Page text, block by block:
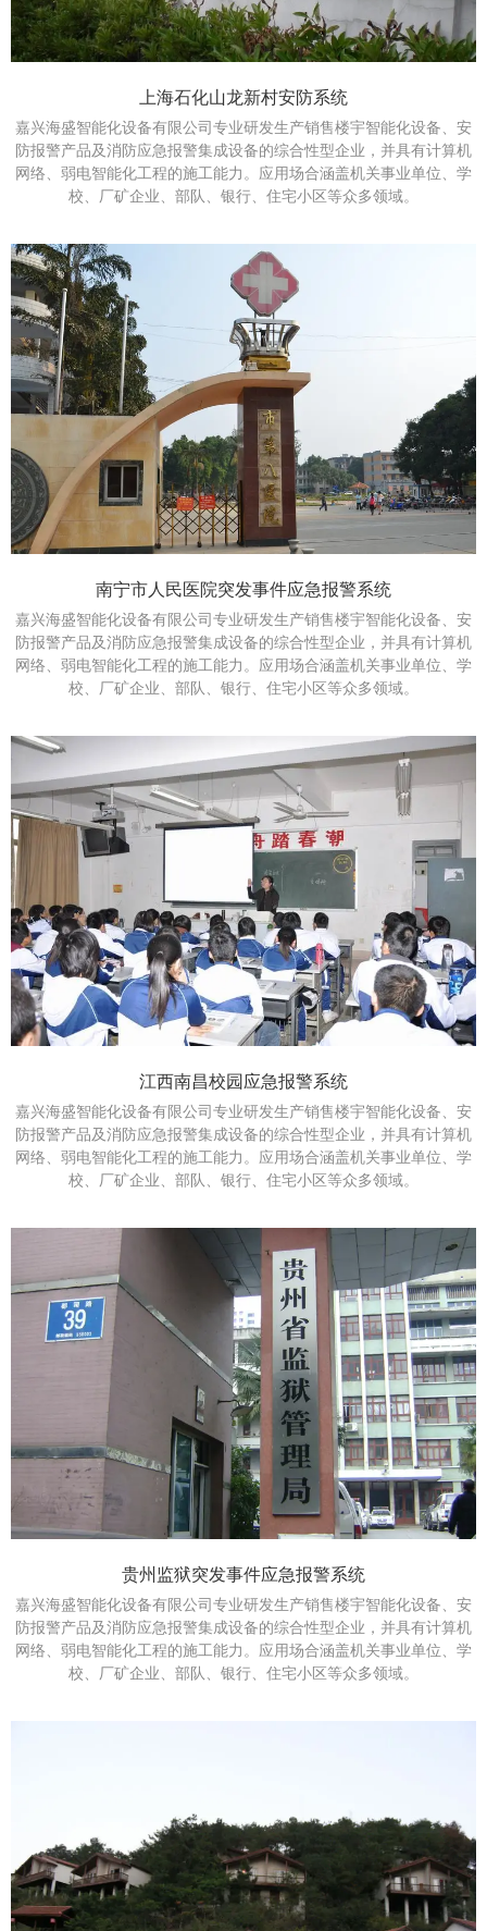
上海石化山龙新村安防系统
嘉兴海盛智能化设备有限公司专业研发生产销售楼宇智能化设备、安
防报警产品及消防应急报警集成设备的综合性型企业，并具有计算机
网络、弱电智能化工程的施工能力。应用场合涵盖机关事业单位、学
校、厂矿企业、部队、银行、住宅小区等众多领域。
南宁市人民医院突发事件应急报警系统
嘉兴海盛智能化设备有限公司专业研发生产销售楼宇智能化设备、安
防报警产品及消防应急报警集成设备的综合性型企业，并具有计算机
网络、弱电智能化工程的施工能力。应用场合涵盖机关事业单位、学
校、厂矿企业、部队、银行、住宅小区等众多领域。
江西南昌校园应急报警系统
嘉兴海盛智能化设备有限公司专业研发生产销售楼宇智能化设备、安
防报警产品及消防应急报警集成设备的综合性型企业，并具有计算机
网络、弱电智能化工程的施工能力。应用场合涵盖机关事业单位、学
校、厂矿企业、部队、银行、住宅小区等众多领域。
贵州监狱突发事件应急报警系统
嘉兴海盛智能化设备有限公司专业研发生产销售楼宇智能化设备、安
防报警产品及消防应急报警集成设备的综合性型企业，并具有计算机
网络、弱电智能化工程的施工能力。应用场合涵盖机关事业单位、学
校、厂矿企业、部队、银行、住宅小区等众多领域。